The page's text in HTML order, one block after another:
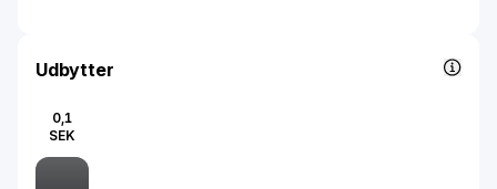
Udbytter
0,1
SEK